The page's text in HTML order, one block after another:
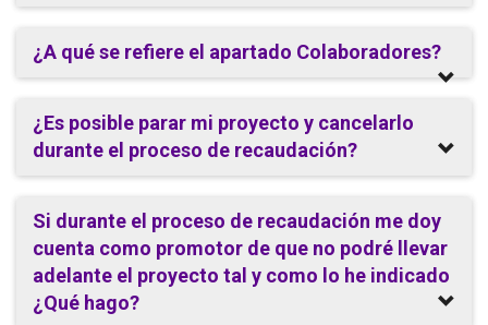
¿A qué se refiere el apartado Colaboradores?
¿Es posible parar mi proyecto y cancelarlo
durante el proceso de recaudación?
Si durante el proceso de recaudación me doy
cuenta como promotor de que no podré llevar
adelante el proyecto tal y como lo he indicado
¿Qué hago?